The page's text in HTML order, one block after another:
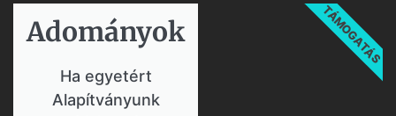
Adományok​
Ha egyetért
Alapítványunk
TÁMOGATÁS